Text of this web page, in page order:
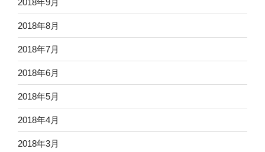
2018年8月
2018年7月
2018年6月
2018年5月
2018年4月
2018年3月